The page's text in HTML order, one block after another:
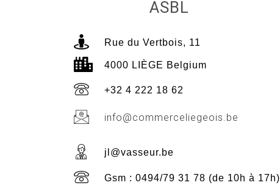
ASBL
Rue du Vertbois, 11
4000 LIÈGE Belgium
+32 4 222 18 62
info@commerceliegeois.be
jl@vasseur.be
Gsm : 0494/79 31 78 (de 10h à 17h)